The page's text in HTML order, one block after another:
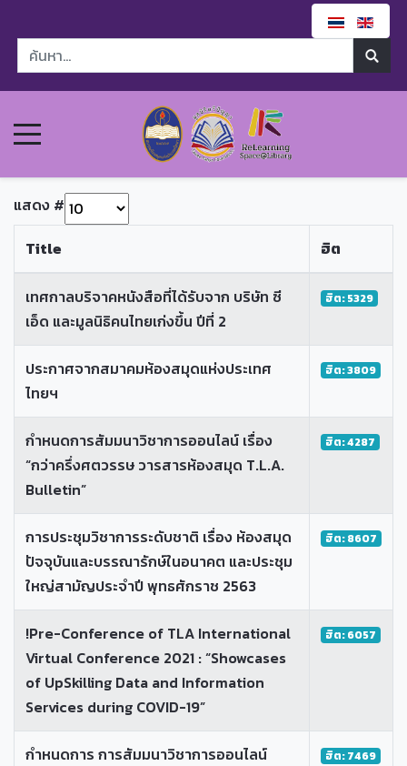
แสดง #
Title
ฮิต
เทศกาลบริจาคหนังสือที่ได้รับจาก บริษัท ซี
เอ็ด และมูลนิธิคนไทยเก่งขึ้น ปีที่ 2
ฮิต: 5329
ประกาศจากสมาคมห้องสมุดแห่งประเทศ
ไทยฯ
ฮิต: 3809
กำหนดการสัมมนาวิชาการออนไลน์ เรื่อง
“กว่าครึ่งศตวรรษ วารสารห้องสมุด T.L.A.
Bulletin”
ฮิต: 4287
การประชุมวิชาการระดับชาติ เรื่อง ห้องสมุด
ปัจจุบันและบรรณารักษ์ในอนาคต และประชุม
ใหญ่สามัญประจำปี พุทธศักราช 2563
ฮิต: 8607
!Pre-Conference of TLA International
Virtual Conference 2021 : “Showcases
of UpSkilling Data and Information
Services during COVID-19”
ฮิต: 6057
กำหนดการ การสัมมนาวิชาการออนไลน์
ฮิต: 7469